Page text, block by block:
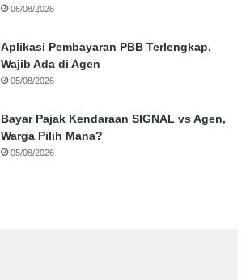
06/08/2026
Aplikasi Pembayaran PBB Terlengkap,
Wajib Ada di Agen
05/08/2026
Bayar Pajak Kendaraan SIGNAL vs Agen,
Warga Pilih Mana?
05/08/2026